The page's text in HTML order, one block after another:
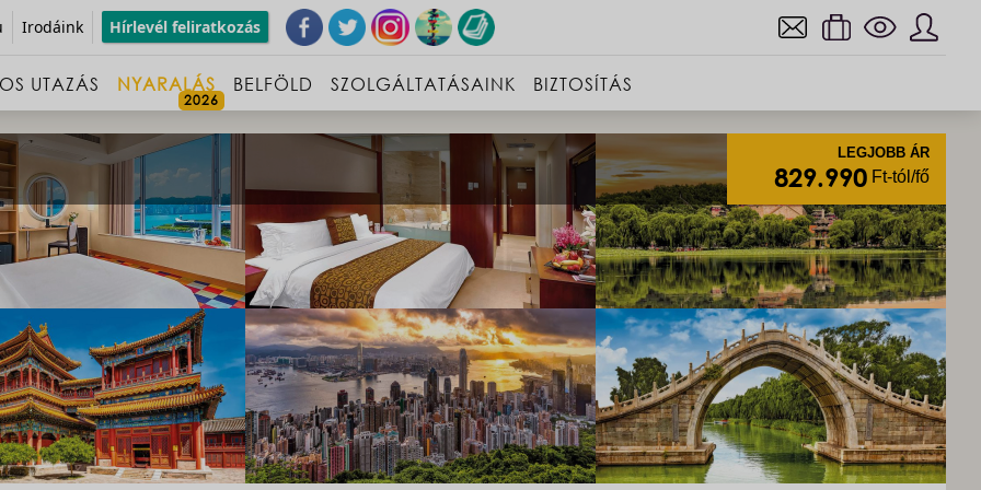
Irodáink Hírlevél feliratkozás
UTAZÁS NYARALÁS BELFÖLD SZOLGÁLTATÁSAINK BIZTOSÍTÁS
LEGJOBB ÁR
Ft-tól/fő
829.990